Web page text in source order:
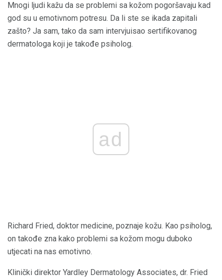
Mnogi ljudi kažu da se problemi sa kožom pogoršavaju kad
god su u emotivnom potresu. Da li ste se ikada zapitali
zašto? Ja sam, tako da sam intervjuisao sertifikovanog
dermatologa koji je takođe psiholog.
ad
Richard Fried, doktor medicine, poznaje kožu. Kao psiholog,
on takođe zna kako problemi sa kožom mogu duboko
utjecati na nas emotivno.
Klinički direktor Yardley Dermatology Associates, dr. Fried